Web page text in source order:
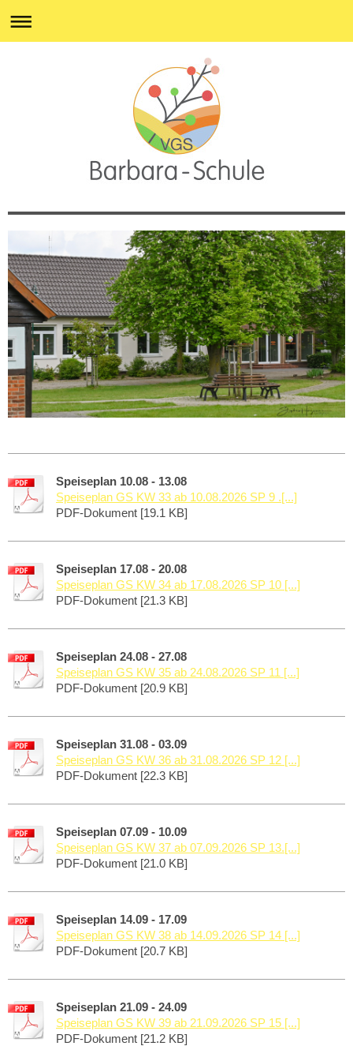
Speiseplan 10.08 - 13.08
Speiseplan GS KW 33 ab 10.08.2026 SP 9 .[...]
PDF-Dokument [19.1 KB]
Speiseplan 17.08 - 20.08
Speiseplan GS KW 34 ab 17.08.2026 SP 10 [...]
PDF-Dokument [21.3 KB]
Speiseplan 24.08 - 27.08
Speiseplan GS KW 35 ab 24.08.2026 SP 11 [...]
PDF-Dokument [20.9 KB]
Speiseplan 31.08 - 03.09
Speiseplan GS KW 36 ab 31.08.2026 SP 12 [...]
PDF-Dokument [22.3 KB]
Speiseplan 07.09 - 10.09
Speiseplan GS KW 37 ab 07.09.2026 SP 13.[...]
PDF-Dokument [21.0 KB]
Speiseplan 14.09 - 17.09
Speiseplan GS KW 38 ab 14.09.2026 SP 14 [...]
PDF-Dokument [20.7 KB]
Speiseplan 21.09 - 24.09
Speiseplan GS KW 39 ab 21.09.2026 SP 15 [...]
PDF-Dokument [21.2 KB]